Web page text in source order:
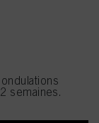
semaines.